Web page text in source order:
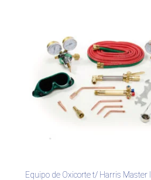
Equipo de Oxicorte t/ Harris Master II